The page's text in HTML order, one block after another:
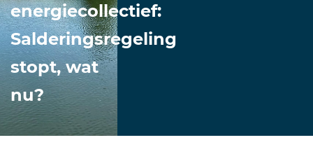
energiecollectief:
Salderingsregeling
stopt, wat
nu?